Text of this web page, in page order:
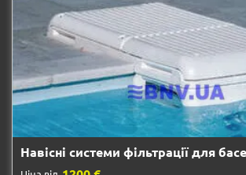
Навісні системи фільтрації для